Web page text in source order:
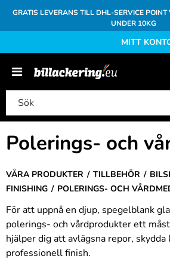
GRATIS LEVERANS TILL DHL-SERVICE
UNDER 10KG
MITT
VÅRA PRODUKTER TILLBEHÖR
FINISHING
POLERINGS- OCH
Polerings- och
För att uppnå en djup, spegelblank
polerings- och vårdprodukter ett
hjälper dig att avlägsna repor, skydda
professionell finish.